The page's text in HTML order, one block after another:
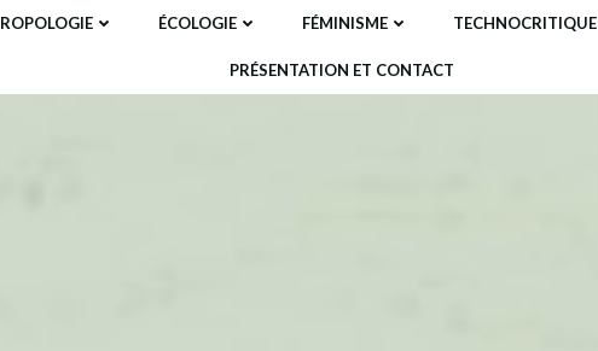
ÉCOLOGIE FÉMINISME TECHNOCRITIQUE
PRÉSENTATION ET CONTACT